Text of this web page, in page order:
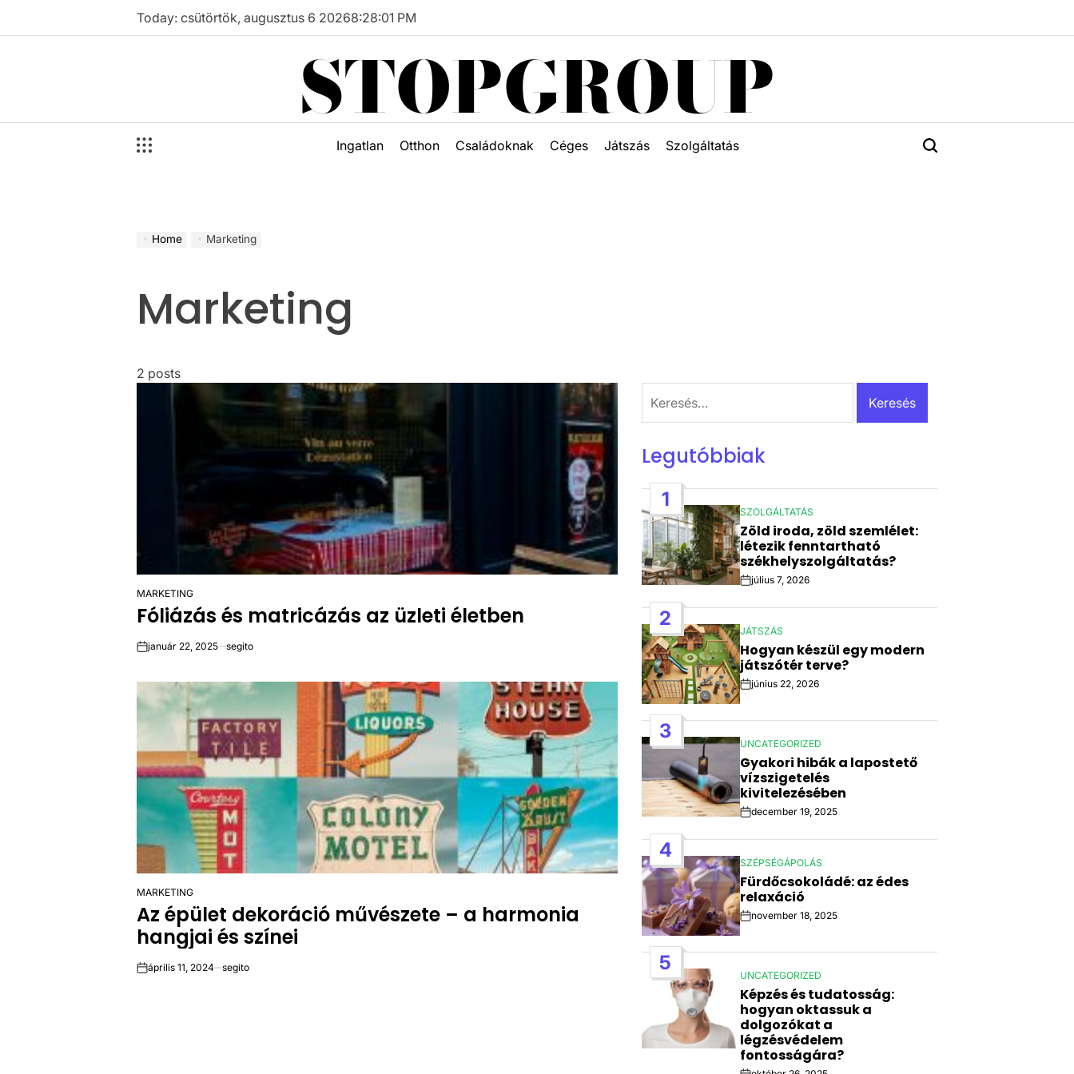
Today: csütörtök, augusztus 6 20268:28:01 PM
STOPGROUP
Ingatlan Otthon Családoknak Céges Játszás Szolgáltatás
Home Marketing
Marketing
2 posts
POSTED
IN
MARKETING
Fóliázás és matricázás az üzleti életben
onjanuár 22, 2025 segito
POSTED
IN
MARKETING
Az épület dekoráció művészete – a harmonia
hangjai és színei
onáprilis 11, 2024 segito
Legutóbbiak
1
POSTED
IN
SZOLGÁLTATÁS
Zöld iroda, zöld szemlélet:
létezik fenntartható
székhelyszolgáltatás?
Postjúlius 7, 2026
2
POSTED
IN
JÁTSZÁS
Hogyan készül egy modern
játszótér terve?
Post
Date
június 22, 2026
3
POSTED
IN
UNCATEGORIZED
Gyakori hibák a lapostető
vízszigetelés
kivitelezésében
Postdecember 19, 2025
4
POSTED
IN
SZÉPSÉGÁPOLÁS
Fürdőcsokoládé: az édes
relaxáció
Post
Date
november 18, 2025
5
POSTED
IN
UNCATEGORIZED
Képzés és tudatosság:
hogyan oktassuk a
dolgozókat a
légzésvédelem
fontosságára?